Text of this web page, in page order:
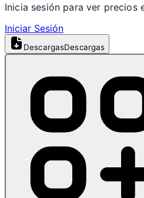
Inicia sesión para ver precios
Iniciar Sesión
DescargasDescargas